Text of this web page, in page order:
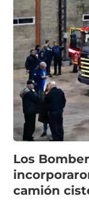
Los
camión